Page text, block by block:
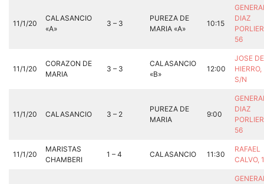
11/1/20
CALASANCIO
«A»
3 – 3
PUREZA DE
MARIA «A»
10:15
DIAZ
56
11/1/20
CORAZON DE
MARIA
3 – 3
CALASANCIO
«B»
12:00
JOSE
HIERRO,
S/N
11/1/20 CALASANCIO 3 – 2
PUREZA DE
MARIA
9:00
DIAZ
56
11/1/20
MARISTAS
CHAMBERI
1 – 4 CALASANCIO 11:30
RAFAEL
CALVO,